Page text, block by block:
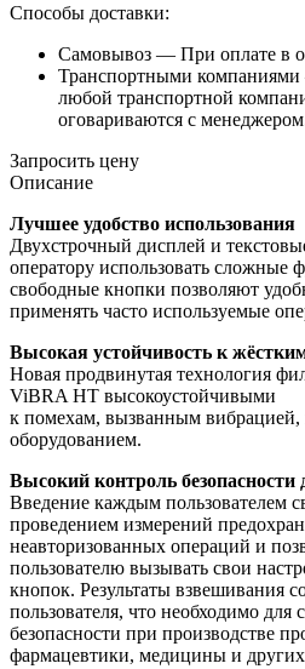
Способы доставки:
Самовывоз — При оплате в
Транспортными
любой транспортной
оговариваются с
Запросить цену
Описание
Лучшее удобство использования
Двухстрочный дисплей и
оператору использовать сложные
свободные кнопки позволяют
применять часто используемые
Высокая устойчивость к
Новая продвинутая технология
ViBRA HT высокоустойчивыми
к помехам, вызванным
оборудованием.
Высокий контроль безопасности
Введение каждым пользователем
проведением измерений
неавторизованных операций и
пользователю вызывать свои
кнопок. Результаты взвешивания
пользователя, что необходимо для
безопасности при производстве
фармацевтики, медицины и